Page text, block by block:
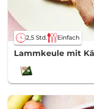
2,5 Std. Einfach
Lammkeule mit